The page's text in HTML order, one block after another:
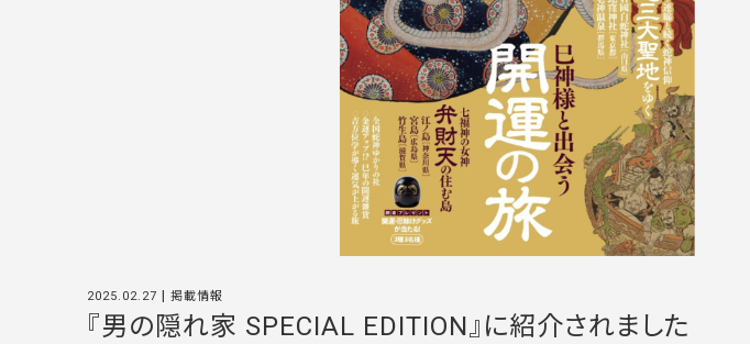
2025.02.27 |掲載情報
『男の隠れ家 SPECIAL EDITION』に紹介されました